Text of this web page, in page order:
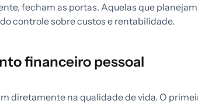
fecham as portas. Aquelas que
controle sobre custos e rentabilidade.
financeiro pessoal
diretamente na qualidade de vida. O